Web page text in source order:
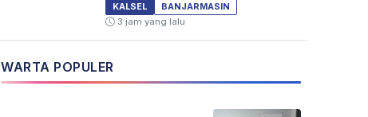
KALSEL
BANJARMASIN
3 jam yang lalu
WARTA POPULER